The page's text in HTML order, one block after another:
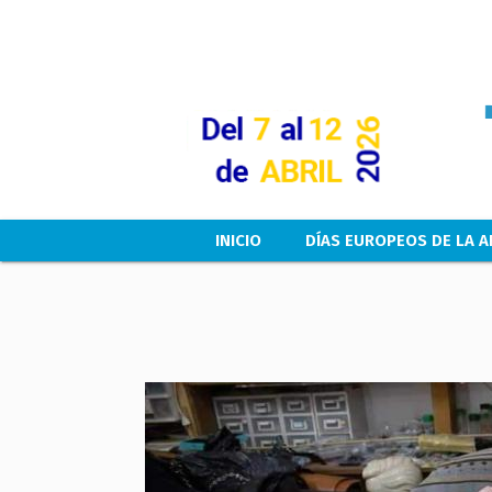
Main navigation
INICIO DÍAS EUROPEOS DE LA